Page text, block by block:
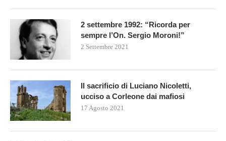
2 settembre 1992: “Ricorda per
sempre l’On. Sergio Moroni!”
2 Settembre 2021
Il sacrificio di Luciano Nicoletti,
ucciso a Corleone dai mafiosi
17 Agosto 2021